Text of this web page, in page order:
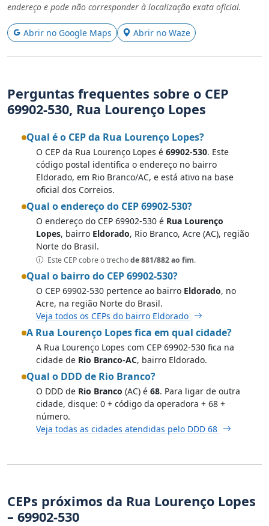
endereço e pode não corresponder à localização exata oficial.
Abrir no Google Maps Abrir no Waze
Perguntas frequentes sobre o CEP
69902-530, Rua Lourenço Lopes
Qual é o CEP da Rua Lourenço Lopes?
O CEP da Rua Lourenço Lopes é 69902-530. Este
código postal identifica o endereço no bairro
Eldorado, em Rio Branco/AC, e está ativo na base
oficial dos Correios.
Qual o endereço do CEP 69902-530?
O endereço do CEP 69902-530 é Rua Lourenço
Lopes, bairro Eldorado, Rio Branco, Acre (AC), região
Norte do Brasil.
Este CEP cobre o trechode 881/882 ao fim.
Qual o bairro do CEP 69902-530?
O CEP 69902-530 pertence ao bairro Eldorado, no
Acre, na região Norte do Brasil.
Veja todos os CEPs do bairro Eldorado
A Rua Lourenço Lopes fica em qual cidade?
A Rua Lourenço Lopes com CEP 69902-530 fica na
cidade de Rio Branco-AC, bairro Eldorado.
Qual o DDD de Rio Branco?
O DDD de Rio Branco (AC) é 68. Para ligar de outra
cidade, disque: 0 + código da operadora + 68 +
número.
Veja todas as cidades atendidas pelo DDD 68
CEPs próximos da Rua Lourenço Lopes
– 69902-530